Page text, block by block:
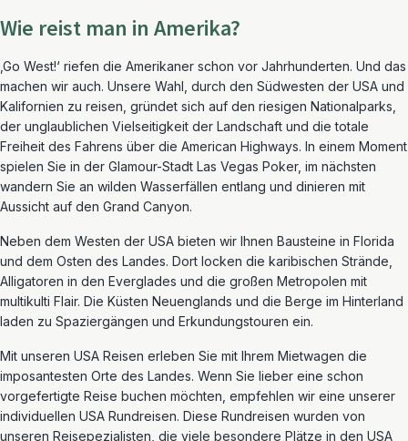
Wie reist man in Amerika?
‚Go West!‘ riefen die Amerikaner schon vor Jahrhunderten. Und das
machen wir auch. Unsere Wahl, durch den Südwesten der USA und
Kalifornien zu reisen, gründet sich auf den riesigen Nationalparks,
der unglaublichen Vielseitigkeit der Landschaft und die totale
Freiheit des Fahrens über die American Highways. In einem Moment
spielen Sie in der Glamour-Stadt Las Vegas Poker, im nächsten
wandern Sie an wilden Wasserfällen entlang und dinieren mit
Aussicht auf den Grand Canyon.
Neben dem Westen der USA bieten wir Ihnen Bausteine in Florida
und dem Osten des Landes. Dort locken die karibischen Strände,
Alligatoren in den Everglades und die großen Metropolen mit
multikulti Flair. Die Küsten Neuenglands und die Berge im Hinterland
laden zu Spaziergängen und Erkundungstouren ein.
Mit unseren USA Reisen erleben Sie mit Ihrem Mietwagen die
imposantesten Orte des Landes. Wenn Sie lieber eine schon
vorgefertigte Reise buchen möchten, empfehlen wir eine unserer
individuellen USA Rundreisen. Diese Rundreisen wurden von
unseren Reisepezialisten, die viele besondere Plätze in den USA